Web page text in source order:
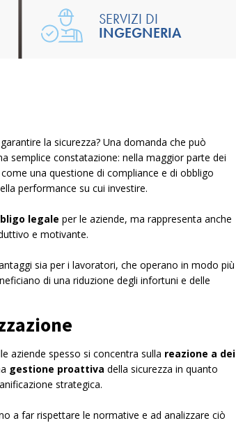
SERVIZI DI
INGEGNERIA
la sicurezza? Una domanda che può
semplice constatazione: nella maggior parte dei
come una questione di compliance e di obbligo
performance su cui investire.
legale per le aziende, ma rappresenta anche
e motivante.
sia per i lavoratori, che operano in modo più
di una riduzione degli infortuni e delle
aziende spesso si concentra sulla reazione a dei
gestione proattiva della sicurezza in quanto
strategica.
a far rispettare le normative e ad analizzare ciò